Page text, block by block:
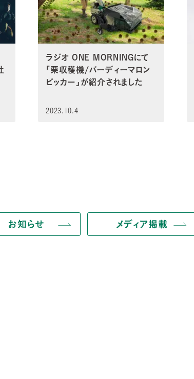
ラジオ ONE MORNINGにて
「栗収穫機/バーディーマロン
ピッカー」が紹介されました
2023.10.4
お知らせ メディア掲載